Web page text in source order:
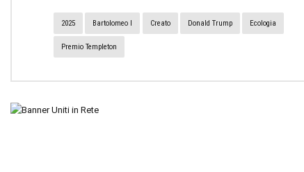
2025 Bartolomeo I Creato Donald Trump Ecologia
Premio Templeton